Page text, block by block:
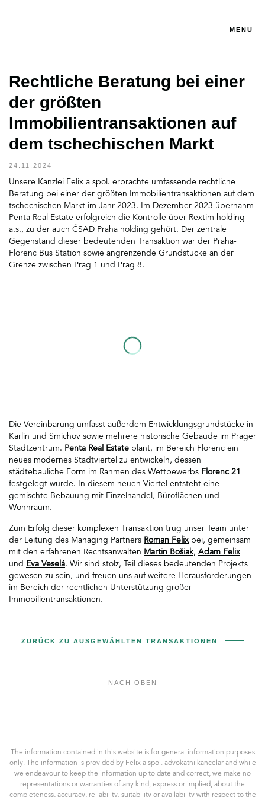
MENU
Rechtliche Beratung bei einer
der größten
Immobilientransaktionen auf
dem tschechischen Markt
24.11.2024
Unsere Kanzlei Felix a spol. erbrachte umfassende rechtliche
Beratung bei einer der größten Immobilientransaktionen auf dem
tschechischen Markt im Jahr 2023. Im Dezember 2023 übernahm
Penta Real Estate erfolgreich die Kontrolle über Rextim holding
a.s., zu der auch ČSAD Praha holding gehört. Der zentrale
Gegenstand dieser bedeutenden Transaktion war der Praha-
Florenc Bus Station sowie angrenzende Grundstücke an der
Grenze zwischen Prag 1 und Prag 8.
Die Vereinbarung umfasst außerdem Entwicklungsgrundstücke in
Karlín und Smíchov sowie mehrere historische Gebäude im Prager
Stadtzentrum. Penta Real Estate plant, im Bereich Florenc ein
neues modernes Stadtviertel zu entwickeln, dessen
städtebauliche Form im Rahmen des Wettbewerbs Florenc 21
festgelegt wurde. In diesem neuen Viertel entsteht eine
gemischte Bebauung mit Einzelhandel, Büroflächen und
Wohnraum.
Zum Erfolg dieser komplexen Transaktion trug unser Team unter
der Leitung des Managing Partners Roman Felixbei, gemeinsam
mit den erfahrenen Rechtsanwälten Martin Bošiak, Adam Felix
und Eva Veselá. Wir sind stolz, Teil dieses bedeutenden Projekts
gewesen zu sein, und freuen uns auf weitere Herausforderungen
im Bereich der rechtlichen Unterstützung großer
Immobilientransaktionen.
ZURÜCK ZU AUSGEWÄHLTEN TRANSAKTIONEN
NACH OBEN
s.r.o.
The information contained in this website is for general information purposes
only. The information is provided by Felix a spol. advokatni kancelar and while
we endeavour to keep the information up to date and correct, we make no
representations or warranties of any kind, express or implied, about the
completeness, accuracy, reliability, suitability or availability with respect to the